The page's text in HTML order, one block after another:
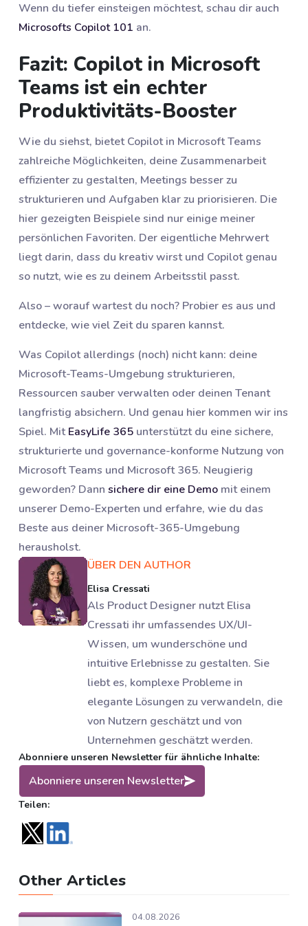
Wenn du tiefer einsteigen möchtest, schau dir auch
Microsofts Copilot 101 an.
Fazit: Copilot in Microsoft
Teams ist ein echter
Produktivitäts-Booster
Wie du siehst, bietet Copilot in Microsoft Teams
zahlreiche Möglichkeiten, deine Zusammenarbeit
effizienter zu gestalten, Meetings besser zu
strukturieren und Aufgaben klar zu priorisieren. Die
hier gezeigten Beispiele sind nur einige meiner
persönlichen Favoriten. Der eigentliche Mehrwert
liegt darin, dass du kreativ wirst und Copilot genau
so nutzt, wie es zu deinem Arbeitsstil passt.
Also – worauf wartest du noch? Probier es aus und
entdecke, wie viel Zeit du sparen kannst.
Was Copilot allerdings (noch) nicht kann: deine
Microsoft-Teams-Umgebung strukturieren,
Ressourcen sauber verwalten oder deinen Tenant
langfristig absichern. Und genau hier kommen wir ins
Spiel. MitEasyLife 365 unterstützt du eine sichere,
strukturierte und governance-konforme Nutzung von
Microsoft Teams und Microsoft 365. Neugierig
geworden? Dann sichere dir eine Demo mit einem
unserer Demo-Experten und erfahre, wie du das
Beste aus deiner Microsoft-365-Umgebung
herausholst.
ÜBER DEN AUTHOR
Elisa Cressati
Als Product Designer nutzt Elisa
Cressati ihr umfassendes UX/UI-
Wissen, um wunderschöne und
intuitive Erlebnisse zu gestalten. Sie
liebt es, komplexe Probleme in
elegante Lösungen zu verwandeln, die
von Nutzern geschätzt und von
Unternehmen geschätzt werden.
Abonniere unseren Newsletter für ähnliche Inhalte:
Abonniere unseren Newsletter
Teilen:
Other Articles
04.08.2026